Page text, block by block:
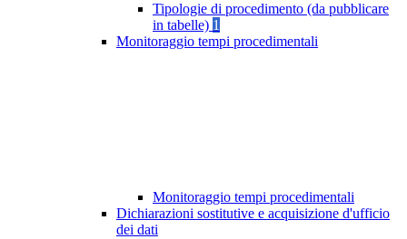
Tipologie di procedimento (da pubblicare
in tabelle) 1
Monitoraggio tempi procedimentali
Monitoraggio tempi procedimentali
Dichiarazioni sostitutive e acquisizione d'ufficio
dei dati